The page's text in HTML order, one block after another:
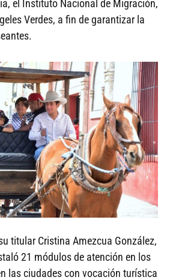
el Instituto Nacional de Migración,
Verdes, a fin de garantizar la
titular Cristina Amezcua González,
21 módulos de atención en los
las ciudades con vocación turística